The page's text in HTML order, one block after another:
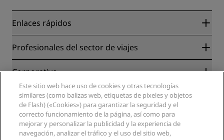
Enlaces rápidos
Radisson Rewards
Blog
Nuevos hoteles y próximas aperturas
Aplicación de Radisson Hotels
Hoteles Sports Approved
Hoteles ideales para familias
Salud y seguridad
Profesionales del sector de viajes
Colaboradores
Corporativo
Radisson Hotel Group
Medios
Empleos en RHG
Empleos en PPHE
Empleos en EHL
Información legal
Centro de privacidad
Aviso legal
Ayuda
Este sitio web hace uso de cookies y otras tecnologías
similares (como balizas web, etiquetas de píxeles y objetos
de Flash) («Cookies») para garantizar la seguridad y el
correcto funcionamiento de la página, así como para
mejorar y personalizar la publicidad y la experiencia de
navegación, analizar el tráfico y el uso del sitio web,